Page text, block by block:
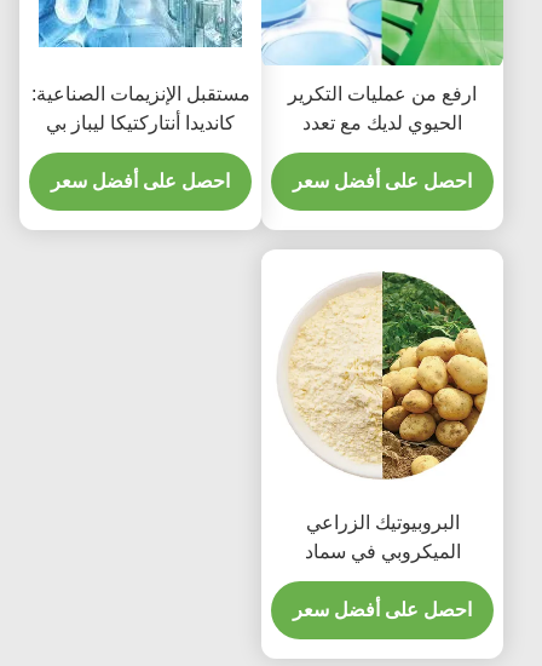
ارفع من عمليات التكرير
الحيوي لديك مع تعدد
استخدامات تقنية إنزيم
CALB
احصل على أفضل سعر
مستقبل الإنزيمات الصناعية:
كانديدا أنتاركتيكا ليباز بي
كمحرك رئيسي للابتكار
احصل على أفضل سعر
البروبيوتيك الزراعي
الميكروبي في سماد
المحاصيل ومعالجة التربة
احصل على أفضل سعر